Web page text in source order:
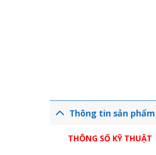
Thông tin sản phẩm
THÔNG SỐ KỸ THUẬT